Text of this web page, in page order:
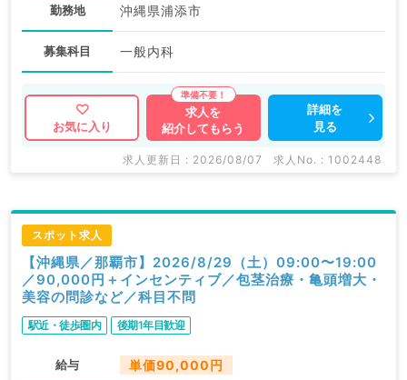
勤務地 沖縄県浦添市
募集科目 一般内科
お気に入り
求人を
紹介してもらう
詳細を
見る
求人更新日 : 2026/08/07 求人No. : 1002448
スポット求人
【沖縄県／那覇市】2026/8/29（土）09:00〜19:00
／90,000円＋インセンティブ／包茎治療・亀頭増大・
美容の問診など／科目不問
駅近・徒歩圏内 後期1年目歓迎
給与 単価90,000円